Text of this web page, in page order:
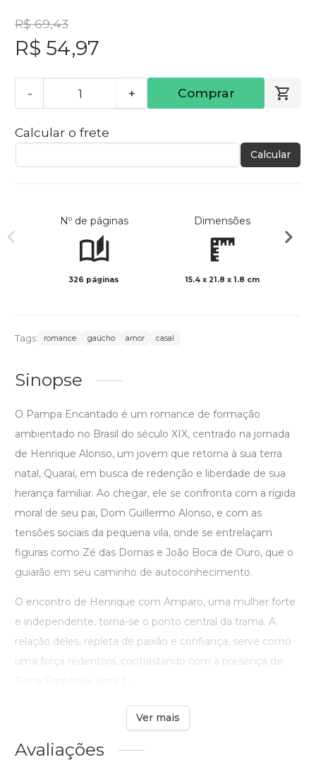
R$ 69,43
R$ 54,97
- + Comprar
Calcular o frete
Calcular
Nº de páginas
326 páginas
Dimensões
15.4 x 21.8 x 1.8 cm
Tags: romance gaúcho amor casal
Sinopse
O Pampa Encantado é um romance de formação
ambientado no Brasil do século XIX, centrado na jornada
de Henrique Alonso, um jovem que retorna à sua terra
natal, Quaraí, em busca de redenção e liberdade de sua
herança familiar. Ao chegar, ele se confronta com a rígida
moral de seu pai, Dom Guillermo Alonso, e com as
tensões sociais da pequena vila, onde se entrelaçam
figuras como Zé das Dornas e João Boca de Ouro, que o
guiarão em seu caminho de autoconhecimento.
O encontro de Henrique com Amparo, uma mulher forte
e independente, torna-se o ponto central da trama. A
relação deles, repleta de paixão e confiança, serve como
uma força redentora, contrastando com a presença de
Ver mais
Avaliações